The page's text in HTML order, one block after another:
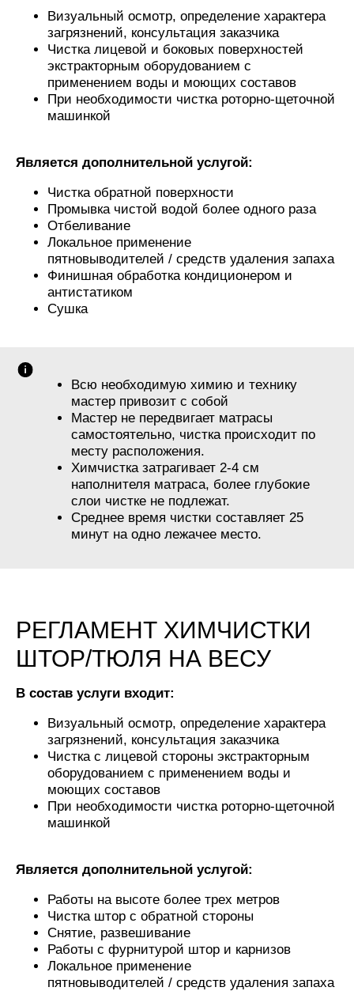
Визуальный осмотр, определение характера
загрязнений, консультация заказчика
Чистка лицевой и боковых поверхностей
экстракторным оборудованием с
применением воды и моющих составов
При необходимости чистка роторно-щеточной
машинкой
Является дополнительной услугой:
Чистка обратной поверхности
Промывка чистой водой более одного раза
Отбеливание
Локальное применение
пятновыводителей / средств удаления запаха
Финишная обработка кондиционером и
антистатиком
Сушка
Всю необходимую химию и технику
мастер привозит с собой
Мастер не передвигает матрасы
самостоятельно, чистка происходит по
месту расположения.
Химчистка затрагивает 2-4 см
наполнителя матраса, более глубокие
слои чистке не подлежат.
Среднее время чистки составляет 25
минут на одно лежачее место.
РЕГЛАМЕНТ ХИМЧИСТКИ
ШТОР/ТЮЛЯ НА ВЕСУ
В состав услуги входит:
Визуальный осмотр, определение характера
загрязнений, консультация заказчика
Чистка с лицевой стороны экстракторным
оборудованием с применением воды и
моющих составов
При необходимости чистка роторно-щеточной
машинкой
Является дополнительной услугой:
Работы на высоте более трех метров
Чистка штор с обратной стороны
Снятие, развешивание
Работы с фурнитурой штор и карнизов
Локальное применение
пятновыводителей / средств удаления запаха